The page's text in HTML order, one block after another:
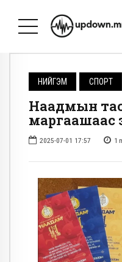
НИЙГЭМ СПОРТ
Наадмын
маргаашаас
2025-07-01 17:57 1